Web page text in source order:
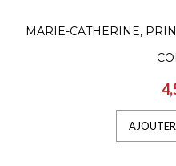
MARIE-CATHERINE,